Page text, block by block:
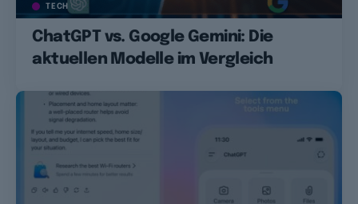
TECH
ChatGPT vs. Google Gemini: Die
aktuellen Modelle im Vergleich